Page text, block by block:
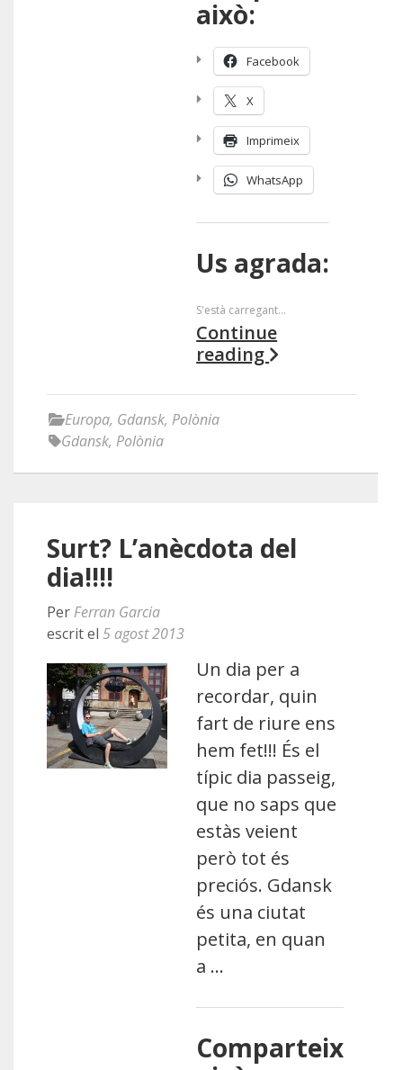
això:
Facebook
X
Imprimeix
WhatsApp
Us agrada:
S'està carregant...
Continue
reading
Europa, Gdansk, Polònia
Gdansk, Polònia
Surt? L’anècdota del
dia!!!!
Per Ferran Garcia
escrit el 5 agost 2013
Un dia per a
recordar, quin
fart de riure ens
hem fet!!! És el
típic dia passeig,
que no saps que
estàs veient
però tot és
preciós. Gdansk
és una ciutat
petita, en quan
a …
Comparteix